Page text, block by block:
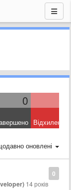
0
Відхилено
оновлені
0
14 років